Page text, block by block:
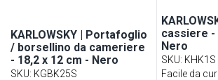
KARLOWSKY | Portafoglio
/ borsellino da cameriere
- 18,2 x 12 cm - Nero
SKU: KGBK25S
cassiere -
Nero
SKU: KHK1S
Facile da